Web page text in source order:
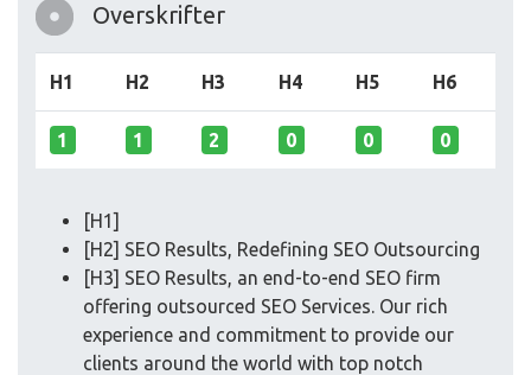
Overskrifter
H1 H2 H3 H4 H5 H6
1 1 2 0 0 0
[H1]
[H2] SEO Results, Redefining SEO Outsourcing
[H3] SEO Results, an end-to-end SEO firm
offering outsourced SEO Services. Our rich
experience and commitment to provide our
clients around the world with top notch